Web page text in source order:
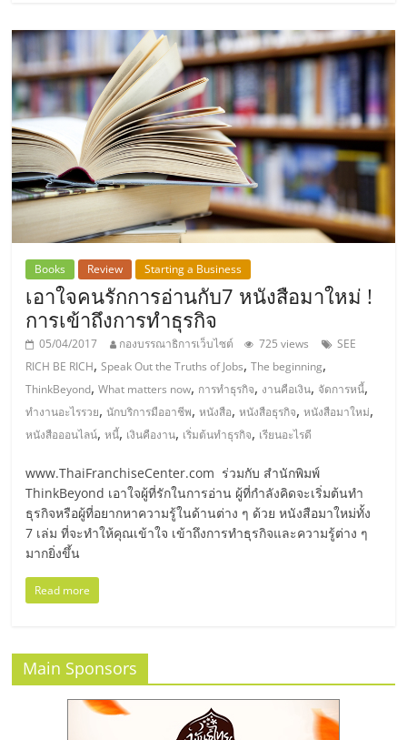
ที่
ปรึกษา
แฟ
รน
ไชส์,
รวม
แฟ
รน
ไชส์
ขาย
แฟ
รน
ไชส์
แฟ
Books Review Starting a Business
เอาใจคนรักการอ่านกับ7 หนังสือมาใหม่ !
การเข้าถึงการทำธุรกิจ
05/04/2017 กองบรรณาธิการเว็บไซต์ 725 views
SEE
RICH BE RICH,Speak Out the Truths of Jobs,The beginning,
ThinkBeyond,What matters now, การทำธุรกิจ, งานคือเงิน, จัดการหนี้,
ทำงานอะไรรวย,นักบริการมืออาชีพ,หนังสือ,หนังสือธุรกิจ,หนังสือมาใหม่,
หนังสือออนไลน์,หนี้, เงินคืองาน, เริ่มต้นทำธุรกิจ, เรียนอะไรดี
www.ThaiFranchiseCenter.com ร่วมกับ สำนักพิมพ์
ThinkBeyond เอาใจผู้ที่รักในการอ่าน ผู้ที่กำลังคิดจะเริ่มต้นทำ
ธุรกิจหรือผู้ที่อยากหาความรู้ในด้านต่าง ๆ ด้วย หนังสือมาใหม่ทั้ง
7 เล่ม ที่จะทำให้คุณเข้าใจ เข้าถึงการทำธุรกิจและความรู้ต่าง ๆ
มากยิ่งขึ้น
Read more
Main Sponsors